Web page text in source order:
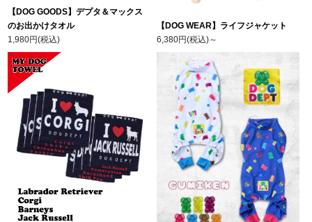
【DOG GOODS】デプタ＆マックス
のお出かけタオル
1,980円(税込)
【DOG WEAR】ライフジャケット
6,380円(税込)～